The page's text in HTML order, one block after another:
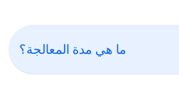
ما هي مدة المعالجة؟